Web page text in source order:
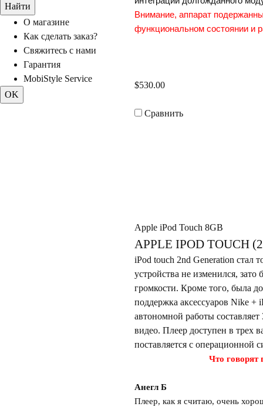
О магазине
Как сделать заказ?
Свяжитесь с нами
Гарантия
MobiStyle Service
нимание, аппарат
функциональном состоянии и
$530.00
Сравнить
Apple iPod Touch 8GB
APPLE IPOD TOUCH
iPod touch 2nd Generation стал
устройства не изменился,
ромкости. Кроме того, была
поддержка аксессуаров Nike
автономной работы
идео. Плеер доступен в трех
поставляется с операционной
Что говорят
Анегл Б
Плеер, как я считаю, очень